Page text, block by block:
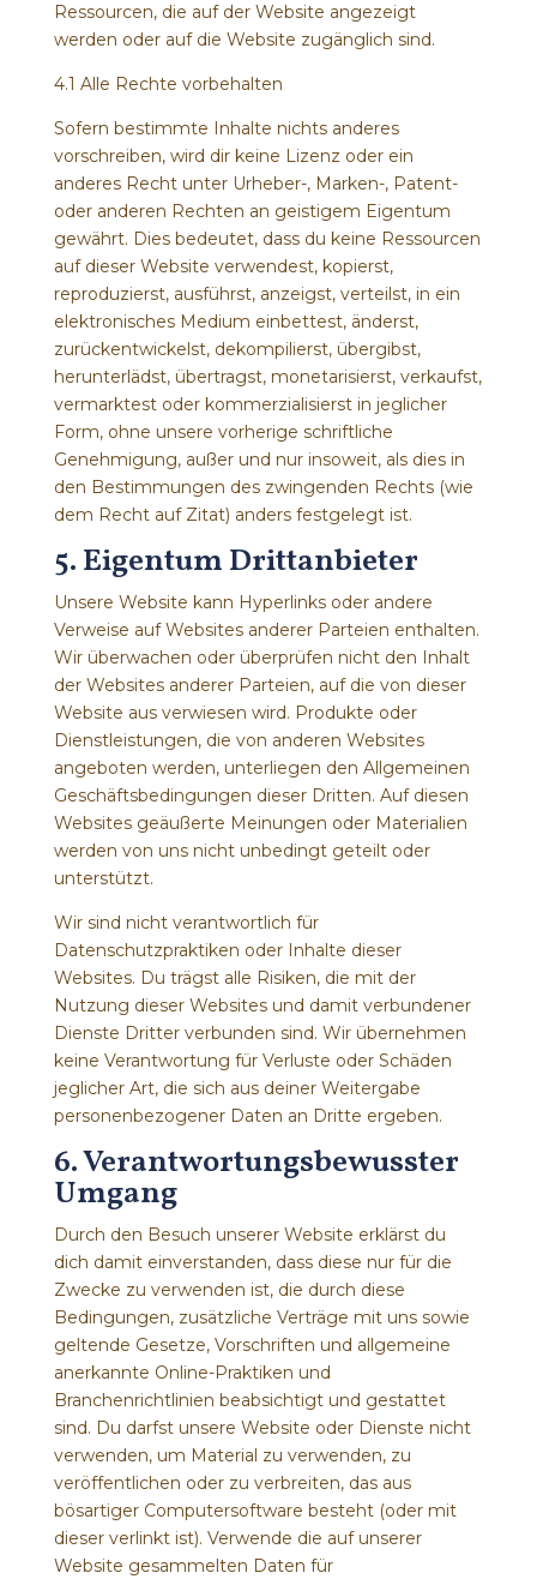
Ressourcen, die auf der Website angezeigt
werden oder auf die Website zugänglich sind.
4.1 Alle Rechte vorbehalten
Sofern bestimmte Inhalte nichts anderes
vorschreiben, wird dir keine Lizenz oder ein
anderes Recht unter Urheber-, Marken-, Patent-
oder anderen Rechten an geistigem Eigentum
gewährt. Dies bedeutet, dass du keine Ressourcen
auf dieser Website verwendest, kopierst,
reproduzierst, ausführst, anzeigst, verteilst, in ein
elektronisches Medium einbettest, änderst,
zurückentwickelst, dekompilierst, übergibst,
herunterlädst, übertragst, monetarisierst, verkaufst,
vermarktest oder kommerzialisierst in jeglicher
Form, ohne unsere vorherige schriftliche
Genehmigung, außer und nur insoweit, als dies in
den Bestimmungen des zwingenden Rechts (wie
dem Recht auf Zitat) anders festgelegt ist.
5. Eigentum Drittanbieter
Unsere Website kann Hyperlinks oder andere
Verweise auf Websites anderer Parteien enthalten.
Wir überwachen oder überprüfen nicht den Inhalt
der Websites anderer Parteien, auf die von dieser
Website aus verwiesen wird. Produkte oder
Dienstleistungen, die von anderen Websites
angeboten werden, unterliegen den Allgemeinen
Geschäftsbedingungen dieser Dritten. Auf diesen
Websites geäußerte Meinungen oder Materialien
werden von uns nicht unbedingt geteilt oder
unterstützt.
Wir sind nicht verantwortlich für
Datenschutzpraktiken oder Inhalte dieser
Websites. Du trägst alle Risiken, die mit der
Nutzung dieser Websites und damit verbundener
Dienste Dritter verbunden sind. Wir übernehmen
keine Verantwortung für Verluste oder Schäden
jeglicher Art, die sich aus deiner Weitergabe
personenbezogener Daten an Dritte ergeben.
6. Verantwortungsbewusster
Umgang
Durch den Besuch unserer Website erklärst du
dich damit einverstanden, dass diese nur für die
Zwecke zu verwenden ist, die durch diese
Bedingungen, zusätzliche Verträge mit uns sowie
geltende Gesetze, Vorschriften und allgemeine
anerkannte Online-Praktiken und
Branchenrichtlinien beabsichtigt und gestattet
sind. Du darfst unsere Website oder Dienste nicht
verwenden, um Material zu verwenden, zu
veröffentlichen oder zu verbreiten, das aus
bösartiger Computersoftware besteht (oder mit
dieser verlinkt ist). Verwende die auf unserer
Website gesammelten Daten für